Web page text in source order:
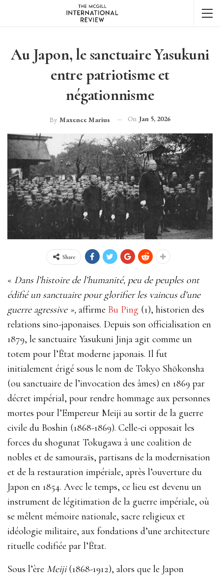
Au Japon, le sanctuaire Yasukuni
entre patriotisme et
négationnisme
By Maxence Marius On Jan 5, 2026
Share
« Dans l’histoire de l’humanité, peu de peuples ont
édifié un sanctuaire pour glorifier les vaincus d’une
guerre agressive », affirme Bu Ping (1), historien des
relations sino-japonaises. Depuis son officialisation en
1879, le sanctuaire Yasukuni Jinja agit comme un
totem pour l’État moderne japonais. Il fut
initialement érigé sous le nom de Tokyo Shōkonsha
(ou sanctuaire de l’invocation des âmes) en 1869 par
décret impérial, pour rendre hommage aux personnes
mortes pour l’Empereur Meiji au sortir de la guerre
civile du Boshin (1868-1869). Celle-ci opposait les
forces du shogunat Tokugawa à une coalition de
nobles et de samouraïs, partisans de la modernisation
et de la restauration impériale, après l’ouverture du
Japon en 1854. Avec le temps, ce lieu est devenu un
instrument de légitimation de la guerre impériale, où
se mêlent mémoire nationale, sacre religieux et
idéologie militaire, aux fondations d’une architecture
rituelle codifiée par l’État.
Sous l’ère Meiji(1868-1912), alors que le Japon